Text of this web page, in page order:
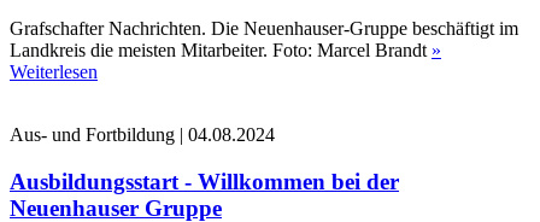
Grafschafter Nachrichten. Die Neuenhauser-Gruppe beschäftigt im
Landkreis die meisten Mitarbeiter. Foto: Marcel Brandt »
Weiterlesen
Aus- und Fortbildung | 04.08.2024
Ausbildungsstart - Willkommen bei der
Neuenhauser Gruppe